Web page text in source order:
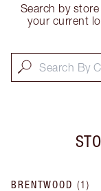
Search by
your current
BRENTWOOD (1 )